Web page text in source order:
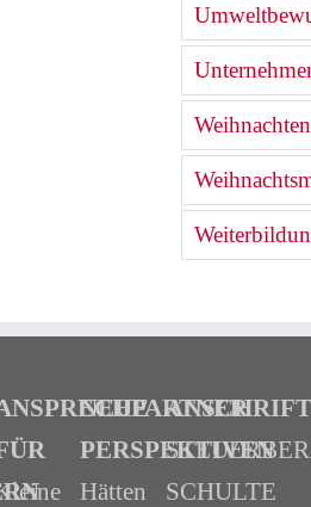
Weihnachten
NEUE
PERSPEKTIVEN
Hätten
ANSCHRIFT
SCHULTE